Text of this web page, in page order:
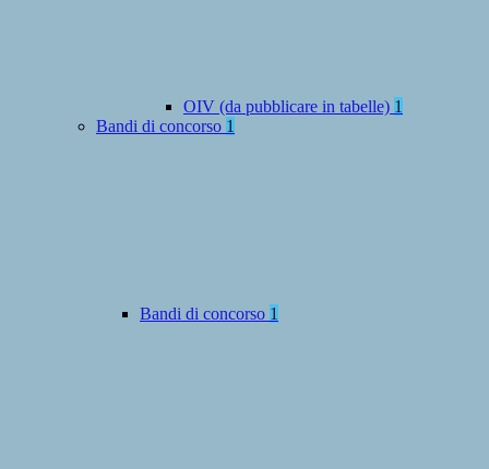
OIV (da pubblicare in tabelle) 1
Bandi di concorso 1
Bandi di concorso 1